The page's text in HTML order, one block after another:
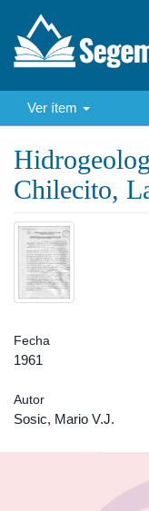
Ver ítem
Chilecito,
Fecha
1961
Autor
Sosic, Mario V.J.